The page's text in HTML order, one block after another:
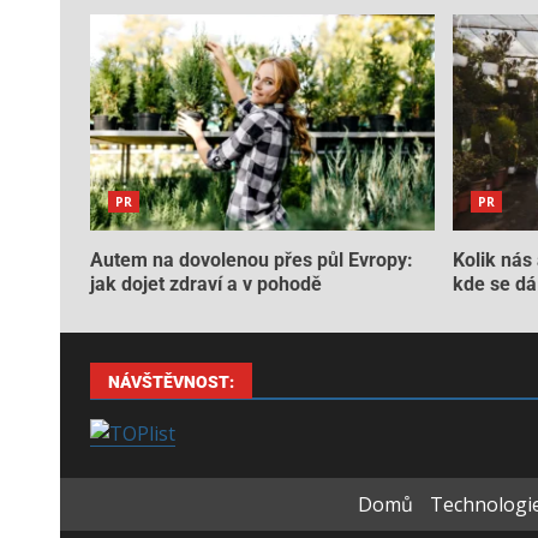
PR
Autem na dovolenou přes půl Evropy:
jak dojet zdraví a v pohodě
PR
Kolik nás
kde se
NÁVŠTĚVNOST:
Domů